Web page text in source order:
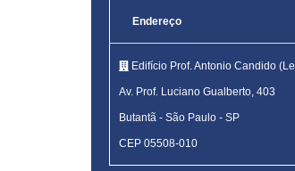
Endereço
Edifício Prof. Antonio Candido
Av. Prof. Luciano Gualberto, 403
Butantã - São Paulo - SP
CEP 05508-010